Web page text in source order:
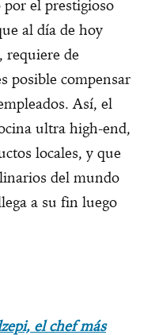
el prestigioso
al día de hoy
requiere de
posible compensar
Así, el
ultra high-end,
locales, y que
del mundo
a su fin luego
el chef más